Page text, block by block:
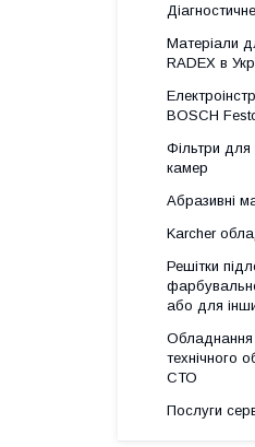
Матеріали
RADEX в
BOSCH
Фільтри
камер
Абразивні
Karcher
Решітки
або для
Обладнання
технічного
СТО
Послуги